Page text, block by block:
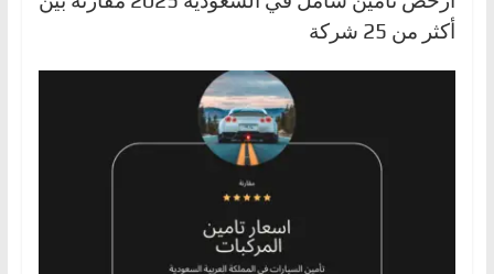
أكثر من 25 شركة